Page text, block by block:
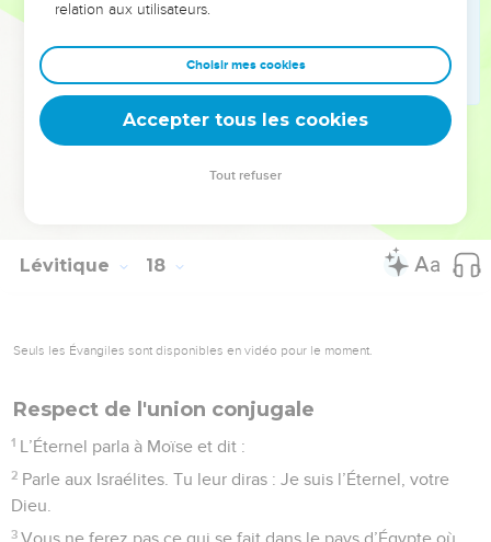
qui mangera d’une (bête) morte ou déchirée, nettoiera ses
puis elle sera pure.
Si elle ne nettoie pas ses vêtements et ne lave pas son
corps, elle portera (le poids de) sa faute.
© Société biblique française – Bibli’O, 1978, avec autorisation. Pour vous procurer
Lévitique 18
Seuls les Évangiles sont disponibles en vidéo pour le moment.
Respect de l'union conjugale
1 L’Éternel parla à Moïse et dit :
2 Parle aux Israélites. Tu leur diras : Je suis l’Éternel, votre
Dieu.
3 Vous ne ferez pas ce qui se fait dans le pays d’Égypte où
relation aux utilisateurs.
Choisir mes cookies
Accepter tous les cookies
Tout refuser